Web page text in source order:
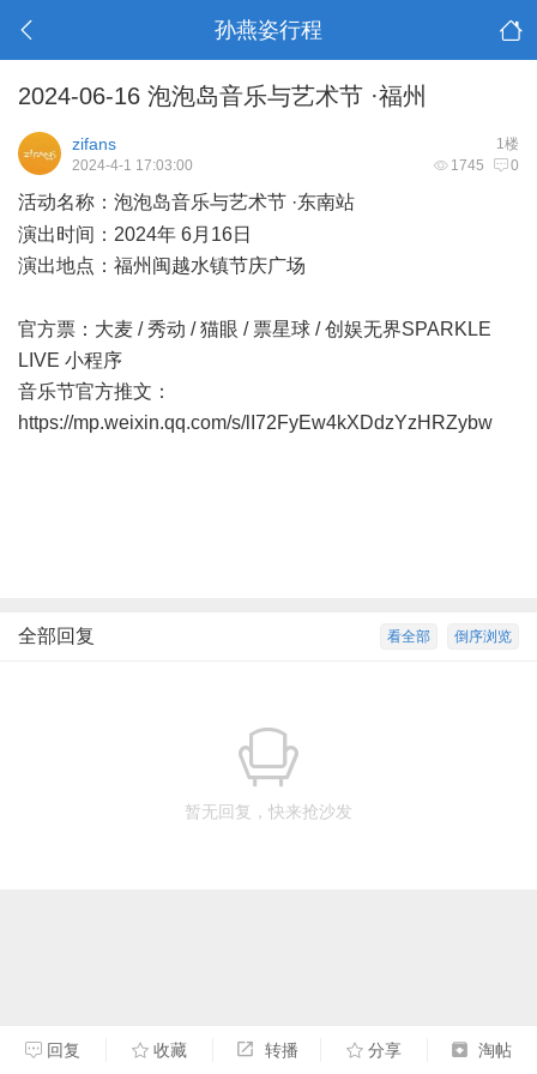
孙燕姿行程
2024-06-16 泡泡岛音乐与艺术节 ·福州
1楼
zifans
1745 0
2024-4-1 17:03:00
活动名称：泡泡岛音乐与艺术节 ·东南站
演出时间：2024年 6月16日
演出地点：福州闽越水镇节庆广场
官方票：大麦 / 秀动 / 猫眼 / 票星球 / 创娱无界SPARKLE
LIVE 小程序
音乐节官方推文：
https://mp.weixin.qq.com/s/lI72FyEw4kXDdzYzHRZybw
倒序浏览
看全部
全部回复
暂无回复，快来抢沙发
回复 收藏 转播 分享 淘帖